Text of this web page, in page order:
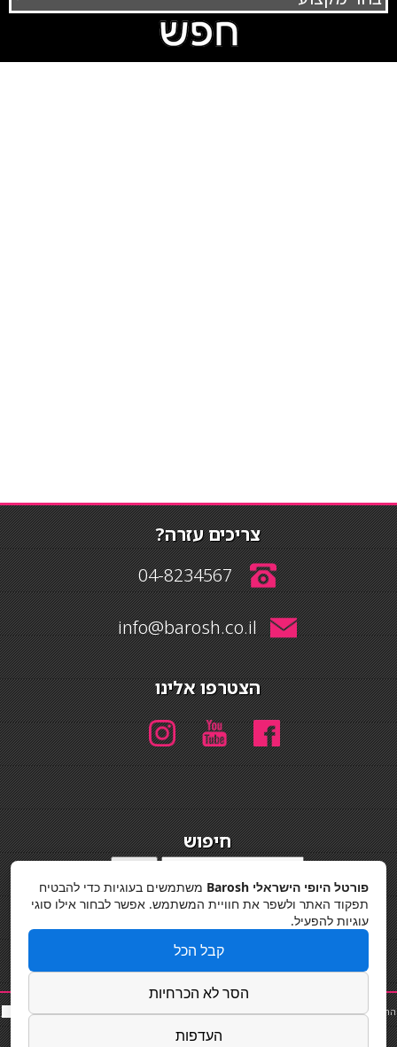
צריכים עזרה?
04-8234567
info@barosh.co.il
הצטרפו אלינו
חיפוש
מדיניות פרטיות
החלקות שיער|תאורה לבית|פאות ותוספות שיער|נייל סטודיו|תוספות שיער|שף פרטי|כ
סאות
פורטל היופי הישראלי Barosh
משתמשים בעוגיות כדי להבטיח
תפקוד האתר ולשפר את חוויית המשתמש. אפשר לבחור אילו סוגי
עוגיות להפעיל.
קבל הכל
הסר לא הכרחיות
העדפות